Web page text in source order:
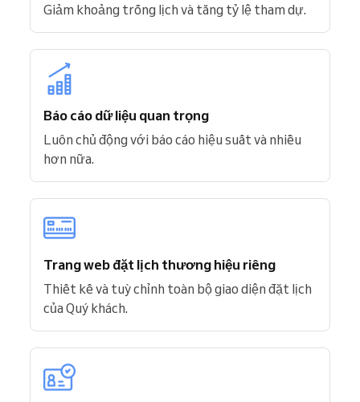
Giảm khoảng trống lịch và tăng tỷ lệ tham dự.
Báo cáo dữ liệu quan trọng
Luôn chủ động với báo cáo hiệu suất và nhiều
hơn nữa.
Trang web đặt lịch thương hiệu riêng
Thiết kế và tuỳ chỉnh toàn bộ giao diện đặt lịch
của Quý khách.